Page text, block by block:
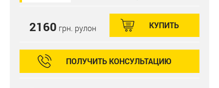
2160 грн. рулон КУПИТЬ
ПОЛУЧИТЬ КОНСУЛЬТАЦИЮ